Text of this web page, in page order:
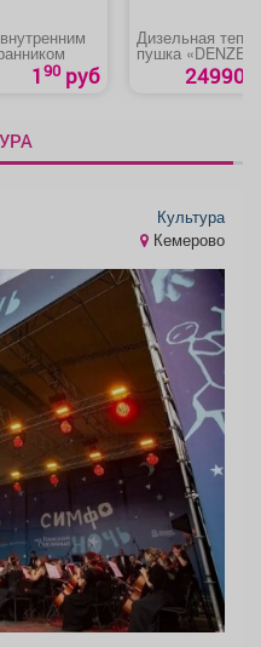
190 руб
Дизельная
пушка «DENZEL
DHG-25i»24990
Культура
Кемерово